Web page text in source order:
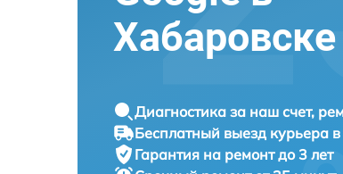
Хабаровске
Диагностика за наш счет,
Бесплатный выезд курьера
Гарантия на ремонт до 3 лет